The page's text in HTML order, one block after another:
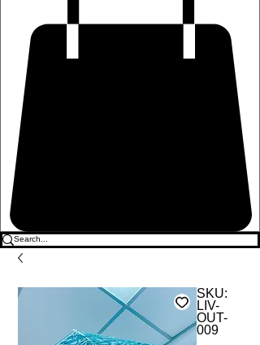
SKU:
LIV-
OUT-
009